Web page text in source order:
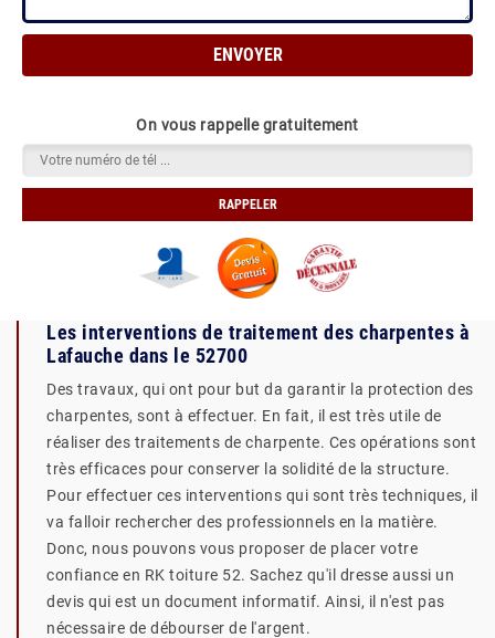
On vous rappelle gratuitement
Les interventions de traitement des charpentes à
Lafauche dans le 52700
Des travaux, qui ont pour but da garantir la protection des
charpentes, sont à effectuer. En fait, il est très utile de
réaliser des traitements de charpente. Ces opérations sont
très efficaces pour conserver la solidité de la structure.
Pour effectuer ces interventions qui sont très techniques, il
va falloir rechercher des professionnels en la matière.
Donc, nous pouvons vous proposer de placer votre
confiance en RK toiture 52. Sachez qu'il dresse aussi un
devis qui est un document informatif. Ainsi, il n'est pas
nécessaire de débourser de l'argent.